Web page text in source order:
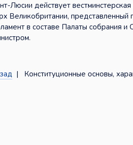
Люсии действует
Великобритании,
в составе Палаты собрания
| Конституционные основы,